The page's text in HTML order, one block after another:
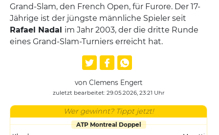
Grand-Slam, den French Open, für Furore. Der 17-
Jährige ist der jüngste männliche Spieler seit
Rafael Nadal im Jahr 2003, der die dritte Runde
eines Grand-Slam-Turniers erreicht hat.
von Clemens Engert
zuletzt bearbeitet: 29.05.2026, 23:21 Uhr
Wer gewinnt? Tippt jetzt!
ATP Montreal Doppel